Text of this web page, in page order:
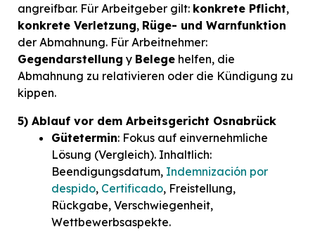
angreifbar. Für Arbeitgeber gilt: konkrete Pflicht,
konkrete Verletzung, Rüge- und Warnfunktion
der Abmahnung. Für Arbeitnehmer:
Gegendarstellung y Belege helfen, die
Abmahnung zu relativieren oder die Kündigung zu
kippen.
5) Ablauf vor dem Arbeitsgericht Osnabrück
Gütetermin: Fokus auf einvernehmliche
Lösung (Vergleich). Inhaltlich:
Beendigungsdatum, Indemnización por
despido, Certificado, Freistellung,
Rückgabe, Verschwiegenheit,
Wettbewerbsaspekte.